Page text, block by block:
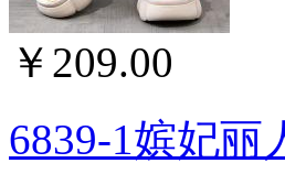
￥209.00
6839-1嫔妃